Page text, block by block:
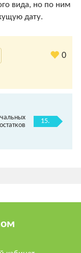
вида, но по ним
дату.
0
остатков
15.